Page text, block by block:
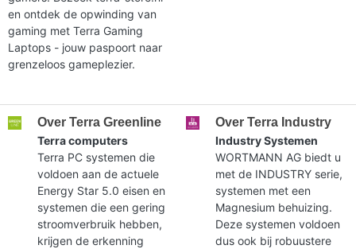
en ontdek de opwinding van
gaming met Terra Gaming
Laptops - jouw paspoort naar
grenzeloos gameplezier.
Over Terra Greenline
Terra computers
Terra PC systemen die
voldoen aan de actuele
Energy Star 5.0 eisen en
systemen die een gering
stroomverbruik hebben,
krijgen de erkenning
Over Terra Industry
Industry Systemen
WORTMANN AG biedt u
met de INDUSTRY serie,
systemen met een
Magnesium behuizing.
Deze systemen voldoen
dus ook bij robuustere